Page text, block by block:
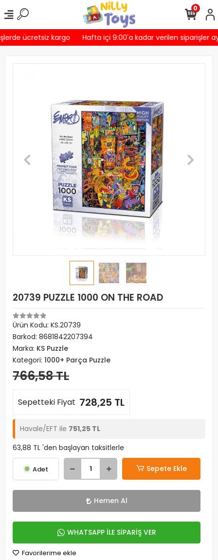
ücretsiz kargo Hafta içi 9:00'a kadar verilen siparişler
0
20739 PUZZLE 1000 ON THE ROAD
Ürün Kodu: KS.20739
Barkod: 8681842207394
Marka: KS Puzzle
Kategori: 1000+ Parça Puzzle
766,58 TL
Sepetteki Fiyat 728,25 TL
Havale/EFT ile 751,25 TL
63,88 TL 'den başlayan taksitlerle
Adet Sepete Ekle
Hemen Al
WHATSAPP İLE SİPARİŞ VER
Favorilerime ekle